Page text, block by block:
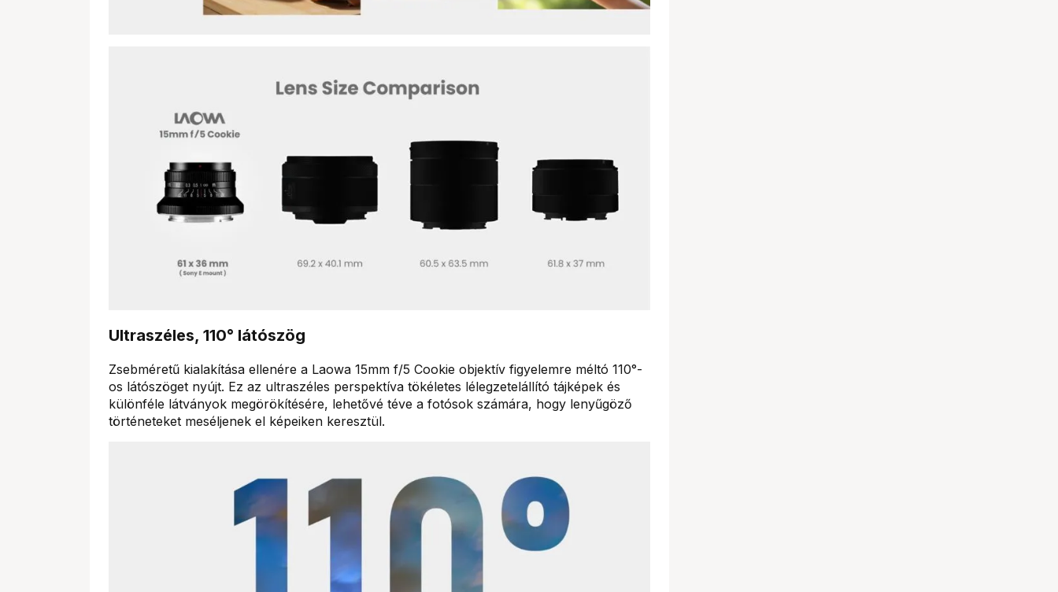
Ultraszéles, 110° látószög
Zsebméretű kialakítása ellenére a Laowa 15mm f/5 Cookie objektív figyelemre méltó 110°-
os látószöget nyújt. Ez az ultraszéles perspektíva tökéletes lélegzetelállító tájképek és
különféle látványok megörökítésére, lehetővé téve a fotósok számára, hogy lenyűgöző
történeteket meséljenek el képeiken keresztül.